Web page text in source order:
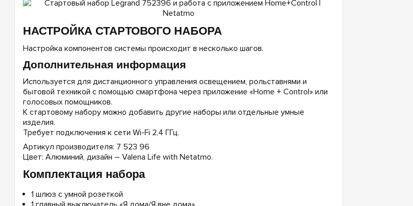
НАСТРОЙКА СТАРТОВОГО НАБОРА
Настройка компонентов системы происходит в несколько шагов.
Дополнительная информация
Используется для дистанционного управления освещением, рольставнями и
бытовой техникой с помощью смартфона через приложение «Home + Control» или
голосовых помощников.
К стартовому набору можно добавить другие наборы или отдельные умные
изделия.
Требует подключения к сети Wi-Fi 2,4 ГГц.
Артикул производителя: 7 523 96
Цвет: Алюминий, дизайн – Valena Life with Netatmo.
Комплектация набора
1 шлюз c умной розеткой